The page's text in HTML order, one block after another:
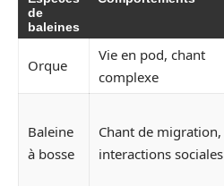
de
baleines
Orque
Vie en pod, chant
complexe
Baleine
à bosse
Chant de migration,
interactions sociales